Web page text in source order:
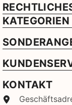
KATEGORIEN
KONTAKT